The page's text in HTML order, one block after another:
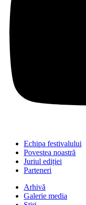
Echipa festivalului
Povestea noastră
Juriul ediției
Parteneri
Arhivă
Galerie media